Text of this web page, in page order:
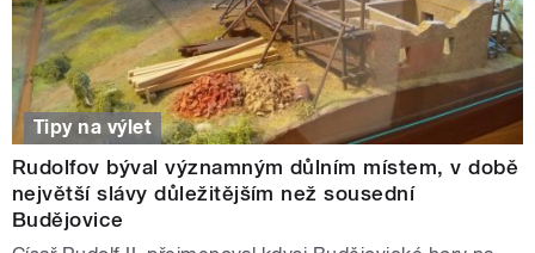
Tipy na výlet
Rudolfov býval významným důlním místem, v době
největší slávy důležitějším než sousední
Budějovice